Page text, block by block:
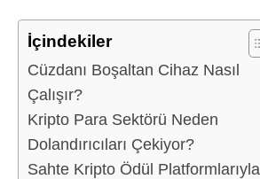
İçindekiler
Cüzdanı Boşaltan Cihaz Nasıl
Çalışır?
Kripto Para Sektörü Neden
Dolandırıcıları Çekiyor?
Sahte Kripto Ödül Platformlarıyla